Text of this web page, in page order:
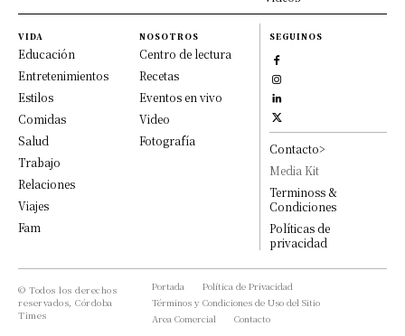
VIDA
Educación
Entretenimientos
Estilos
Comidas
Salud
Trabajo
Relaciones
Viajes
Fam
NOSOTROS
Centro de lectura
Recetas
Eventos en vivo
Video
Fotografía
SEGUINOS
Contacto>
Media Kit
Terminoss &
Condiciones
Políticas de
privacidad
© Todos los derechos
reservados, Córdoba
Times
Portada
Política de Privacidad
Términos y Condiciones de Uso del Sitio
Area Comercial
Contacto